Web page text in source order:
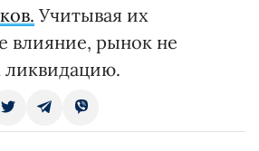
Учитывая их
влияние, рынок не
ликвидацию.